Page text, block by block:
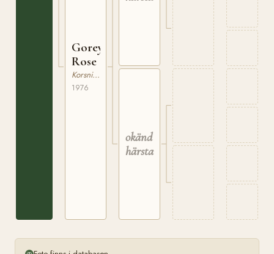
Gorey
Rose
Korsning / Ras saknas
1976
okänd
härstamning